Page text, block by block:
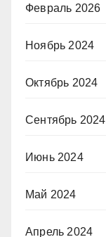
Февраль 2026
Ноябрь 2024
Октябрь 2024
Сентябрь 2024
Июнь 2024
Май 2024
Апрель 2024